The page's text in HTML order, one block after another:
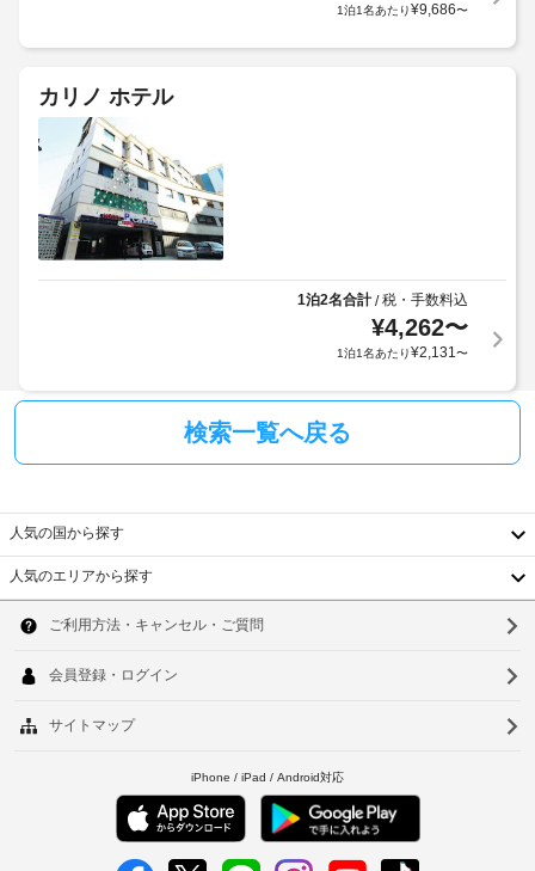
1泊1名あたり¥9,686〜
カリノ ホテル
1泊2名合計/税・手数料込
¥4,262〜
1泊1名あたり¥2,131〜
検索一覧へ戻る
人気の国から探す
韓
国
人気のエリアから探す
ウ